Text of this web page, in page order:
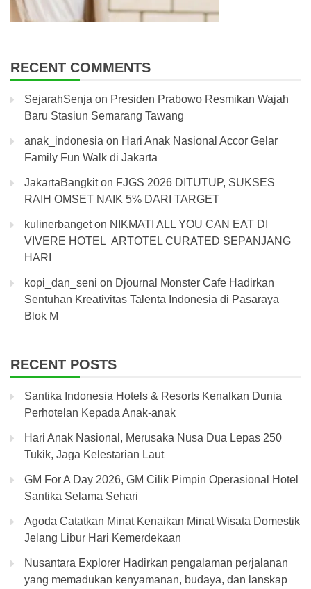
RECENT COMMENTS
SejarahSenja on Presiden Prabowo Resmikan Wajah
Baru Stasiun Semarang Tawang
anak_indonesia on Hari Anak Nasional Accor Gelar
Family Fun Walk di Jakarta
JakartaBangkiton FJGS 2026 DITUTUP, SUKSES
RAIH OMSET NAIK 5% DARI TARGET
kulinerbangeton NIKMATI ALL YOU CAN EAT DI
VIVERE HOTEL ARTOTEL CURATED SEPANJANG
HARI
kopi_dan_seni on Djournal Monster Cafe Hadirkan
Sentuhan Kreativitas Talenta Indonesia di Pasaraya
Blok M
RECENT POSTS
Santika Indonesia Hotels & Resorts Kenalkan Dunia
Perhotelan Kepada Anak-anak
Hari Anak Nasional, Merusaka Nusa Dua Lepas 250
Tukik, Jaga Kelestarian Laut
GM For A Day 2026, GM Cilik Pimpin Operasional Hotel
Santika Selama Sehari
Agoda Catatkan Minat Kenaikan Minat Wisata Domestik
Jelang Libur Hari Kemerdekaan
Nusantara Explorer Hadirkan pengalaman perjalanan
yang memadukan kenyamanan, budaya, dan lanskap